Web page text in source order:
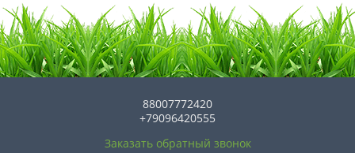
88007772420
+79096420555
Заказать обратный звонок